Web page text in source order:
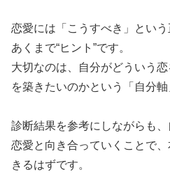
恋愛には「こうすべき」とい
あくまで“ヒント”です。
大切なのは、自分がどういう
を築きたいのかという「自分軸
診断結果を参考にしながらも
恋愛と向き合っていくことで
きるはずです。